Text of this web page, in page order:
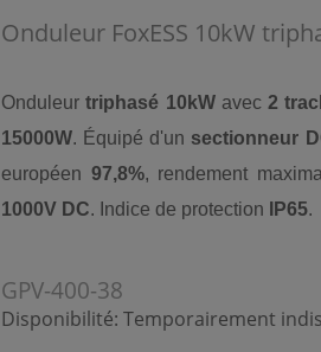
Onduleur FoxESS 10kW
Onduleurtriphasé 10kWavec 2
15000W. Équipé d'un sectionneur
européen 97,8%, rendement
1000V DC. Indice de protection IP65.
GPV-400-38
Disponibilité: Temporairement